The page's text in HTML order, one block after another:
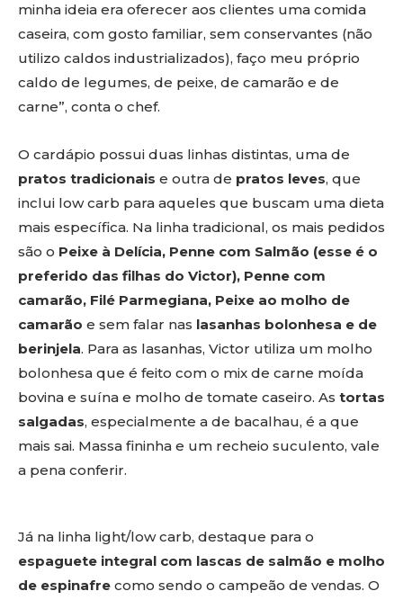
minha ideia era oferecer aos clientes uma comida
caseira, com gosto familiar, sem conservantes (não
utilizo caldos industrializados), faço meu próprio
caldo de legumes, de peixe, de camarão e de
carne”, conta o chef.
O cardápio possui duas linhas distintas, uma de
pratos tradicionais e outra de pratos leves, que
inclui low carb para aqueles que buscam uma dieta
mais específica. Na linha tradicional, os mais pedidos
são o Peixe à Delícia, Penne com Salmão (esse é o
preferido das filhas do Victor), Penne com
camarão, Filé Parmegiana, Peixe ao molho de
camarão e sem falar nas lasanhas bolonhesa e de
berinjela. Para as lasanhas, Victor utiliza um molho
bolonhesa que é feito com o mix de carne moída
bovina e suína e molho de tomate caseiro. As tortas
salgadas, especialmente a de bacalhau, é a que
mais sai. Massa fininha e um recheio suculento, vale
a pena conferir.
Já na linha light/low carb, destaque para o
espaguete integral com lascas de salmão e molho
de espinafre como sendo o campeão de vendas. O